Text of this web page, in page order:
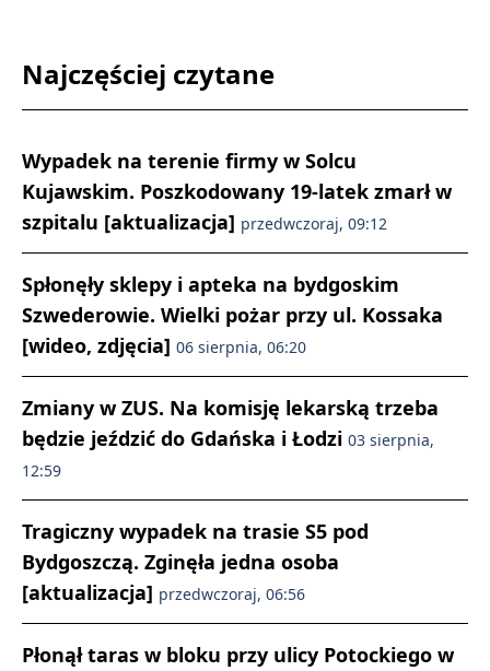
Najczęściej czytane
Wypadek na terenie firmy w Solcu
Kujawskim. Poszkodowany 19-latek zmarł w
szpitalu [aktualizacja] przedwczoraj, 09:12
Spłonęły sklepy i apteka na bydgoskim
Szwederowie. Wielki pożar przy ul. Kossaka
[wideo, zdjęcia] 06 sierpnia, 06:20
Zmiany w ZUS. Na komisję lekarską trzeba
będzie jeździć do Gdańska i Łodzi 03 sierpnia,
12:59
Tragiczny wypadek na trasie S5 pod
Bydgoszczą. Zginęła jedna osoba
[aktualizacja] przedwczoraj, 06:56
Płonął taras w bloku przy ulicy Potockiego w